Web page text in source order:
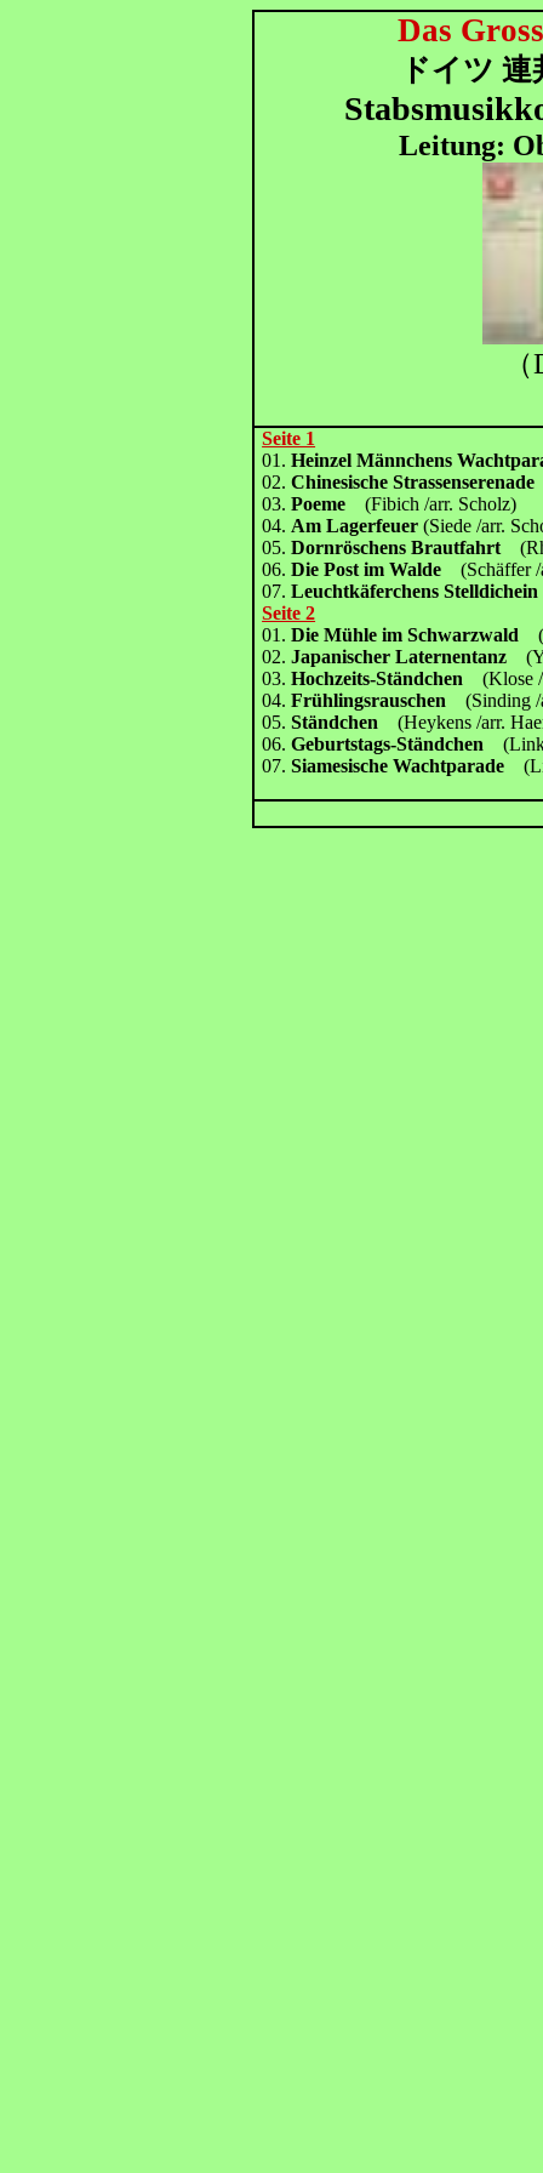
Das
ドイツ
Leitung:
Seite 1
01.Heinzel Männchens
02.Chinesische
03.Poeme(Fibich /arr. Scholz)
04. Am Lagerfeuer(Siede /arr.
05.Dornröschens Brautfahrt
06.Die Post im Walde(Schäffer
07.Leuchtkäferchens
Seite 2
01.Die Mühle im Schwarzwald
02.Japanischer Laternentanz
03.Hochzeits-Ständchen(Klose
04. Frühlingsrauschen(Sinding
05.Ständchen(Heykens /arr.
06. Geburtstags-Ständchen
07.Siamesische Wachtparade